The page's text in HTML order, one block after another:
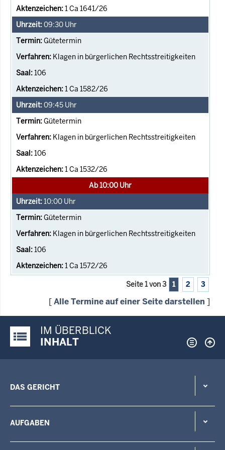
1 Ca 1641/26
09:30 Uhr
Gütetermin
Klagen in bürgerlichen Rechtsstreitigkeiten
106
1 Ca 1582/26
09:45 Uhr
Gütetermin
Klagen in bürgerlichen Rechtsstreitigkeiten
106
1 Ca 1532/26
Ab 10:00 Uhr
10:00 Uhr
Gütetermin
Klagen in bürgerlichen Rechtsstreitigkeiten
106
1 Ca 1572/26
Seite 1 von 3 1 2 3
[Alle Termine auf einer Seite darstellen ]
Justiz-Portal im Überblick:
IM ÜBERBLICK
INHALT
DAS GERICHT
AUFGABEN